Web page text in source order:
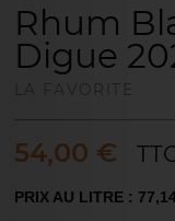
Rhum
Digue
54,00 €
PRIX AU LITRE :